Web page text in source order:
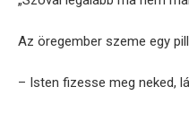
Az öregember szeme egy
– Isten fizesse meg neked,